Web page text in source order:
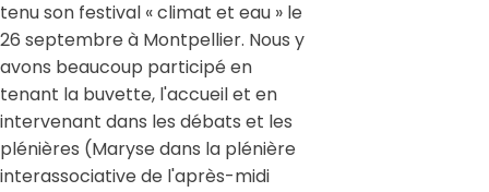
tenu son festival « climat et eau » le
26 septembre à Montpellier. Nous y
avons beaucoup participé en
tenant la buvette, l'accueil et en
intervenant dans les débats et les
plénières (Maryse dans la plénière
interassociative de l'après-midi